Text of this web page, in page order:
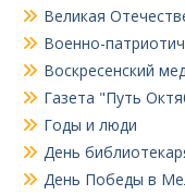
Великая
Военно-
Воскресенский
Газета "Путь
Годы и люди
День
День Победы в